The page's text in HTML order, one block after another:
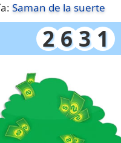
Saman de la suerte
2 6 3 1